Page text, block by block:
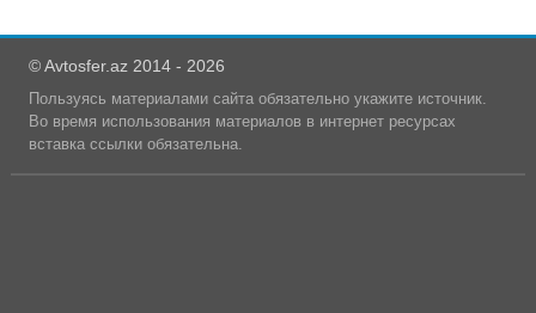
© Avtosfer.az 2014 - 2026
Пользуясь материалами сайта обязательно укажите источник.
Во время использования материалов в интернет ресурсах
вставка ссылки обязательна.